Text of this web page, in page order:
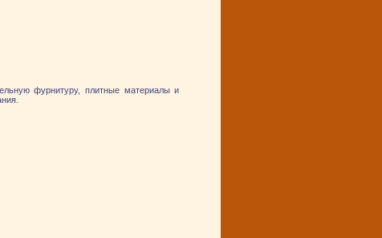
фурнитуру, плитные материалы и